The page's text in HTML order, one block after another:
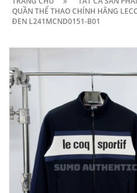
QUẦN THỂ THAO CHÍNH HÃNG
ĐEN L241MCND0151-B01